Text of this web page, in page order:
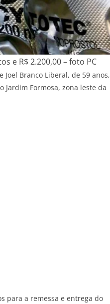
e R$ 2.200,00 – foto PC
Branco Liberal, de 59 anos,
Formosa, zona leste da
para a remessa e entrega do